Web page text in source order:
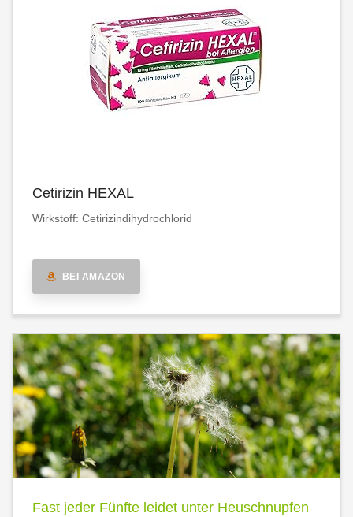
Cetirizin HEXAL
Wirkstoff: Cetirizindihydrochlorid
BEI AMAZON
Fast jeder Fünfte leidet unter Heuschnupfen